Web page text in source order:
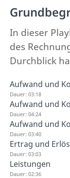
In dieser
des
Durchblick
Aufwand und
Dauer: 03:18
Aufwand und
Dauer: 04:24
Aufwand und
Dauer: 03:40
Ertrag und
Dauer: 03:03
Leistungen
Dauer: 02:36